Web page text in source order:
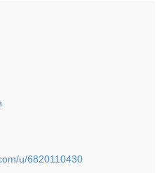
u/6820110430